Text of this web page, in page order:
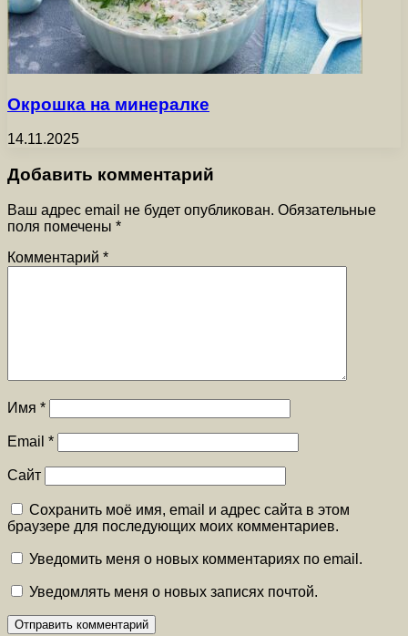
Окрошка на минералке
14.11.2025
Добавить комментарий
Ваш адрес email не будет опубликован. Обязательные
поля помечены *
Комментарий *
Имя *
Email *
Сайт
Сохранить моё имя, email и адрес сайта в этом
браузере для последующих моих комментариев.
Уведомить меня о новых комментариях по email.
Уведомлять меня о новых записях почтой.